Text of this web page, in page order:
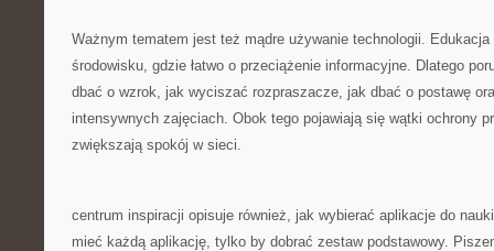
Ważnym tematem jest też mądre używanie technologii.
środowisku, gdzie łatwo o przeciążenie informacyjne. Dlatego
dbać o wzrok, jak wyciszać rozpraszacze, jak dbać o postawę
intensywnych zajęciach. Obok tego pojawiają się wątki ochrony
zwiększają spokój w sieci.
centrum inspiracji opisuje również, jak wybierać aplikacje do
mieć każdą aplikację, tylko by dobrać zestaw podstawowy.